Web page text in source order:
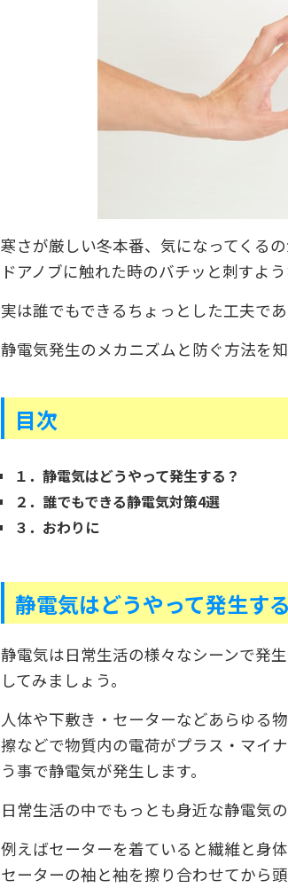
寒さが厳しい冬本番、気になってくるの
ドアノブに触れた時のバチッと刺すよ
実は誰でもできるちょっとした工夫であ
静電気発生のメカニズムと防ぐ方法を
目次
１．静電気はどうやって発生する？
２．誰でもできる静電気対策4選
３．おわりに
静電気はどうやって発生す
静電気は日常生活の様々なシーンで発
してみましょう。
人体や下敷き・セーターなどあらゆる
擦などで物質内の電荷がプラス・マイ
う事で静電気が発生します。
日常生活の中でもっとも身近な静電気
例えばセーターを着ていると繊維と身
セーターの袖と袖を擦り合わせてから